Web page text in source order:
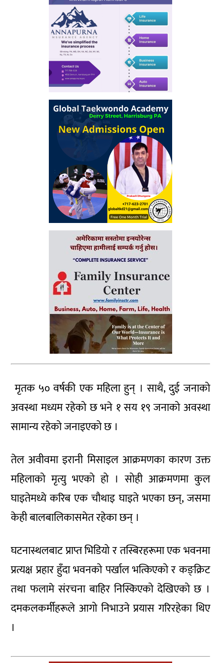
मृतक ५० वर्षकी एक महिला हुन् । साथै, दुई जनाको
अवस्था मध्यम रहेको छ भने १ सय १९ जनाको अवस्था
सामान्य रहेको जनाइएको छ ।
तेल अवीवमा इरानी मिसाइल आक्रमणका कारण उक्त
महिलाको मृत्यु भएको हो । सोही आक्रमणमा कुल
घाइतेमध्ये करिब एक चौथाइ घाइते भएका छन्, जसमा
केही बालबालिकासमेत रहेका छन् ।
घटनास्थलबाट प्राप्त भिडियो र तस्बिरहरूमा एक भवनमा
प्रत्यक्ष प्रहार हुँदा भवनको पर्खाल भत्किएको र कङ्क्रिट
तथा फलामे संरचना बाहिर निस्किएको देखिएको छ ।
दमकलकर्मीहरूले आगो निभाउने प्रयास गरिरहेका थिए
।